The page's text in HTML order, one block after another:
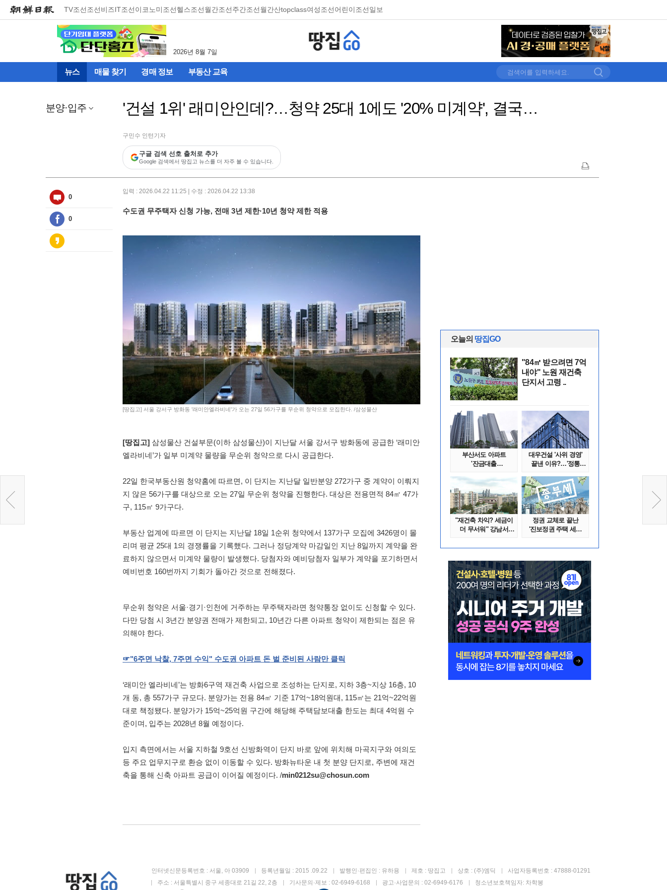
TV조선조선비즈IT조선이코노미조선헬스조선월간조선주간조선월간산topclass여성조선어린이조선일보
2026년 8월 7일
뉴스 매물 찾기 경매 정보 부동산 교육
분양·입주 '건설 1위' 래미안인데?…청약 25대 1에도 '20% 미계약', 결국…
구민수 인턴기자
구글 검색 선호 출처로 추가
Google 검색에서 땅집고 뉴스를 더 자주 볼 수 있습니다.
0
0
입력 : 2026.04.22 11:25 | 수정 : 2026.04.22 13:38
수도권 무주택자 신청 가능, 전매 3년 제한·10년 청약 제한 적용
[땅집고] 서울 강서구 방화동 '래미안엘라비네'가 오는 27일 56가구를 무순위 청약으로 모집한다. /삼성물산
[땅집고] 삼성물산 건설부문(이하 삼성물산)이 지난달 서울 강서구 방화동에 공급한 ‘래미안
엘라비네’가 일부 미계약 물량을 무순위 청약으로 다시 공급한다.
22일 한국부동산원 청약홈에 따르면, 이 단지는 지난달 일반분양 272가구 중 계약이 이뤄지
지 않은 56가구를 대상으로 오는 27일 무순위 청약을 진행한다. 대상은 전용면적 84㎡ 47가
구, 115㎡ 9가구다.
부동산 업계에 따르면 이 단지는 지난달 18일 1순위 청약에서 137가구 모집에 3426명이 몰
리며 평균 25대 1의 경쟁률을 기록했다. 그러나 정당계약 마감일인 지난 8일까지 계약을 완
료하지 않으면서 미계약 물량이 발생했다. 당첨자와 예비당첨자 일부가 계약을 포기하면서
예비번호 160번까지 기회가 돌아간 것으로 전해졌다.
무순위 청약은 서울·경기·인천에 거주하는 무주택자라면 청약통장 없이도 신청할 수 있다.
다만 당첨 시 3년간 분양권 전매가 제한되고, 10년간 다른 아파트 청약이 제한되는 점은 유
의해야 한다.
☞"6주면 낙찰, 7주면 수익" 수도권 아파트 돈 벌 준비된 사람만 클릭
‘래미안 엘라비네’는 방화6구역 재건축 사업으로 조성하는 단지로, 지하 3층~지상 16층, 10
개 동, 총 557가구 규모다. 분양가는 전용 84㎡ 기준 17억~18억원대, 115㎡는 21억~22억원
대로 책정됐다. 분양가가 15억~25억원 구간에 해당해 주택담보대출 한도는 최대 4억원 수
준이며, 입주는 2028년 8월 예정이다.
입지 측면에서는 서울 지하철 9호선 신방화역이 단지 바로 앞에 위치해 마곡지구와 여의도
등 주요 업무지구로 환승 없이 이동할 수 있다. 방화뉴타운 내 첫 분양 단지로, 주변에 재건
축을 통해 신축 아파트 공급이 이어질 예정이다. /min0212su@chosun.com
오늘의 땅집GO
"84㎡ 받으려면 7억
내야" 노원 재건축
단지서 고령 ..
부산서도 아파트
'잔금대출
지시..
대우건설 '사위 경영'
끝낸 이유?…'정통
"재건축 차익? 세금이
더 무서워" 강남서
정권 교체로 끝난
'진보정권 주택 세금
인터넷신문등록번호 : 서울, 아 03909 등록년월일 : 2015 .09.22 발행인·편집인 : 유하용 제호 : 땅집고 상호 : (주)엠딕
사업자등록번호 : 47888-01291
주소 : 서울특별시 중구 세종대로 21길 22, 2층
기사문의·제보 : 02-6949-6168 광고·사업문의 : 02-6949-6176
청소년보호책임자: 차학봉